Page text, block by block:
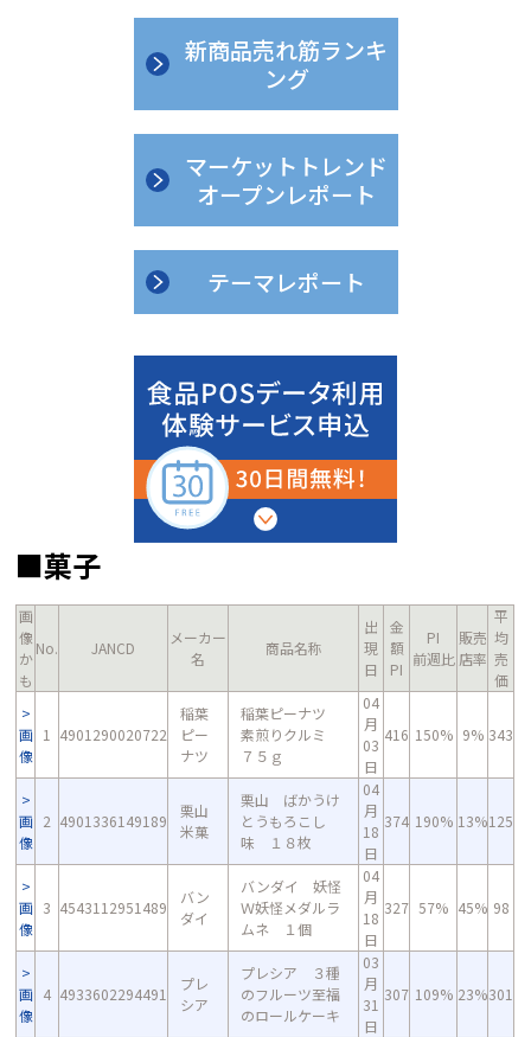
新商品売れ筋ランキ
ング
マーケットトレンド
オープンレポート
テーマレポート
■菓子
画
像
か
も
No. JANCD
メーカー
名
商品名称
出
現
日
金
額
PI
PI
前週比
販売
店率
平
均
売
価
画
像
1 4901290020722
稲葉
ピー
ナツ
稲葉ピーナツ
素煎りクルミ
７５ｇ
04
月
03
日
416 150% 9% 343
画
像
2 4901336149189
栗山
米菓
栗山 ばかうけ
とうもろこし
味 １８枚
04
月
18
日
374 190% 13%125
画
像
3 4543112951489
バン
ダイ
バンダイ 妖怪
Ｗ妖怪メダルラ
ムネ １個
04
月
18
日
327 57% 45% 98
画
像
4 4933602294491
プレ
シア
プレシア ３種
のフルーツ至福
のロールケーキ
03
月
31
日
307 109% 23%301